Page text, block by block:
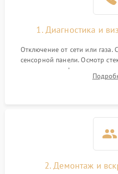
1. Диагностика и
Отключение от сети или
сенсорной панели. Осмотр
проверка конфорок на
клиента о симптомах (не
2. Демонтаж и